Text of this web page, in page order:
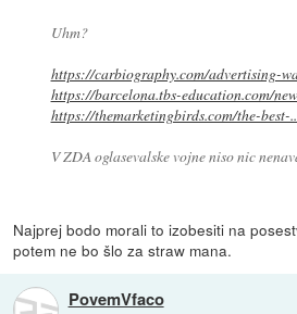
Uhm?
https://carbiography.com/advertising-
https://barcelona.tbs-education.com/
https://themarketingbirds.com/the-best-
V ZDA oglasevalske vojne niso nic
Najprej bodo morali to izobesiti na
potem ne bo šlo za straw mana.
PovemVfaco